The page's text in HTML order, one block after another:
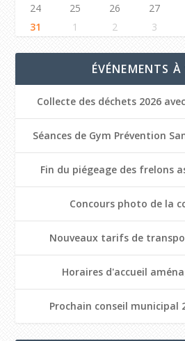
24
25 26 27
31
1 2 3
ÉVÉNEMENTS À
Collecte des déchets 2026
Séances de Gym Prévention
Fin du piégeage des frelons
Concours photo de la
Nouveaux tarifs de
Horaires d'accueil
Prochain conseil municipal